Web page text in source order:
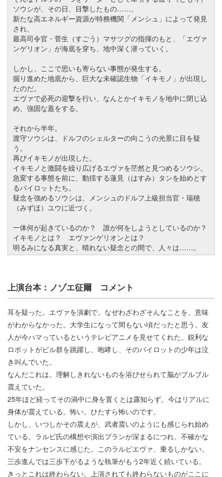
ソウシが、その日、目撃したもの……。
新たな高エネルギー資源が特務機関「メンシュ」によって発見
され、
最高司令官・菅生（すごう）マサツグの指揮のもと、「エヴァ
ンゲリオン」が海底を穿ち、地中深く潜っていく。
しかし、ここで思いも寄らない事態が発生する。
掘り進めた地底から、巨大な未確認生物「イキモノ」が出現し
たのだ。
エヴァで必死の迎撃を行い、なんとかイキモノを地中に閉じ込
め、強固な蓋をする。
それから半年。
渡守ソウシは、ドルフのシェルターの向こうの光景に目を疑
う。
再びイキモノが出現した。
イキモノと激闘を繰り広げるエヴァを茫然と見つめるソウシ。
急変する事態を前に、動揺する蓮見（はすみ） タンを始めとす
るパイロットたち。
疑念を強めるソウシは、メンシュのドルフ上級担当官・瑞穂
（みずほ） ユウに近づく。
一体何が起きているのか？ 誰が何をしようとしているのか？
イキモノとは？ エヴァンゲリオンとは？
明るみになる真実と、晴れない疑念との間で、人々は……。
上演台本：ノゾエ征爾 コメント
耳を疑った。エヴァを演劇で。なぜわざわざそんなことを。意味
がわからなかった。大学生になって間もない頃だったと思う。友
人が今ハマっているというテレビアニメを見せてくれた。鋭利な
ロボットがビル群を跳躍し、咆哮し、そのパイロットの少年は泣
き叫んでいた。
なんだこれは。理解しきれないものを浴びせられて脳がブルブル
震えていた。
25年ほど経ってその渦中に身を置くとは露知らず。今はリアルに
身体が震えている。怖い。ひたすら怖いのです。
しかし、いつしかその震えが、武者震いのようにも感じられ始め
ている。ラルビ氏の構想や演出プランが深まるにつれ、不確かな
不安をナンセンスに感じた。このラルビエヴァ、乗るしかない。
三歩進んでは三歩下がるような執筆がもう2年近く続いている。
きっとこれは終わらない。上演されても終わらないものがここに